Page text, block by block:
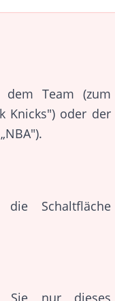
dem Team (zum
Knicks") oder der
Schaltfläche
Sie nur dieses